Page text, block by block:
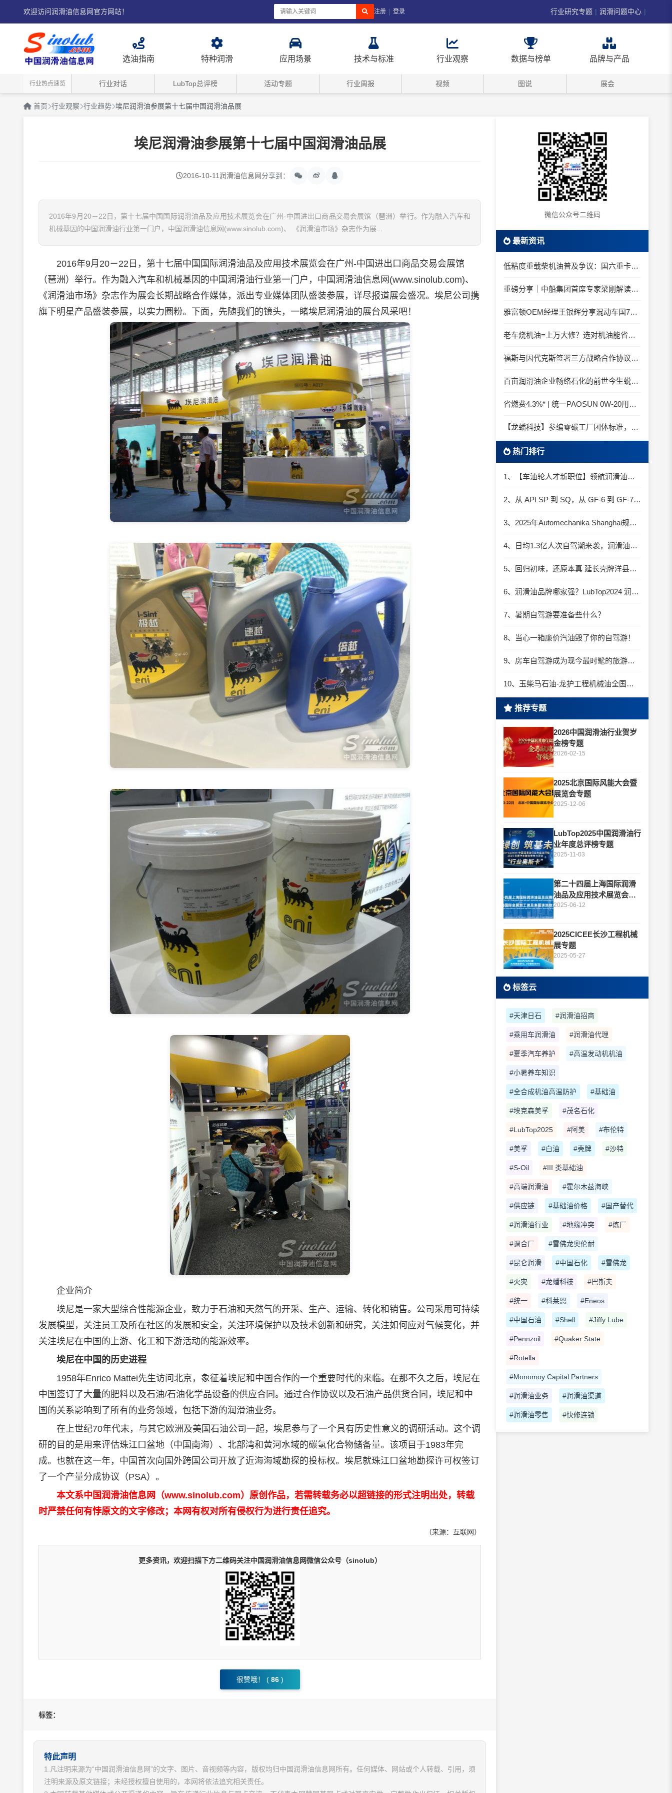
欢迎访问润滑油信息网官方网站！ 注册 | 登录 行业研究专题 | 润滑问题中心 |
选油指南 特种润滑 应用场景 技术与标准 行业观察 数据与榜单 品牌与产品
行业热点速览 行业对话 LubTop总评榜 活动专题 行业周报 视频 图说 展会
首页 行业观察 行业趋势 埃尼润滑油参展第十七届中国润滑油品展
埃尼润滑油参展第十七届中国润滑油品展
2016-10-11润滑油信息网分享到：
2016年9月20－22日，第十七届中国国际润滑油品及应用技术展览会在广州-中国进出口商品交易会展馆（琶洲）举行。作为融入汽车和
机械基因的中国润滑油行业第一门户，中国润滑油信息网(www.sinolub.com)、 《润滑油市场》杂志作为展...
2016年9月20－22日，第十七届中国国际润滑油品及应用技术展览会在广州-中国进出口商品交易会展馆
（琶洲）举行。作为融入汽车和机械基因的中国 润滑油行业第一门户，中国 润滑油信息网(www.sinolub.com)、
《润滑油市场》杂志作为展会长期战略合作媒体，派出专业媒体团队盛装参展，详尽报道展会盛况。埃尼公司携
旗下明星产品盛装参展，以实力圈粉。下面，先随我们的镜头，一睹埃尼润滑油的展台风采吧！
企业简介
埃尼是一家大型综合性能源企业，致力于石油和天然气的开采、生产、运输、转化和销售。公司采用可持续
发展模型，关注员工及所在社区的发展和安全，关注环境保护以及技术创新和研究，关注如何应对气候变化，并
关注埃尼在中国的上游、化工和下游活动的能源效率。
埃尼在中国的历史进程
1958年Enrico Mattei先生访问北京，象征着埃尼和中国合作的一个重要时代的来临。在那不久之后，埃尼在
中国签订了大量的肥料以及石油/石油化学品设备的供应合同。通过合作协议以及石油产品供货合同，埃尼和中
国的关系影响到了所有的业务领域，包括下游的润滑油业务。
在上世纪70年代末，与其它欧洲及美国石油公司一起，埃尼参与了一个具有历史性意义的调研活动。这个调
研的目的是用来评估珠江口盆地（中国南海）、北部湾和黄河水域的碳氢化合物储备量。该项目于1983年完
成。也就在这一年，中国首次向国外跨国公司开放了近海海域勘探的投标权。埃尼就珠江口盆地勘探许可权签订
了一个产量分成协议（PSA）。
本文系中国润滑油信息网（www.sinolub.com）原创作品，若需转载务必以超链接的形式注明出处，转载
时严禁任何有悖原文的文字修改；本网有权对所有侵权行为进行责任追究。
（来源：互联网）
更多资讯，欢迎扫描下方二维码关注中国润滑油信息网微信公众号（sinolub）
很赞哦！ ( 86 )
标签：
特此声明
1.凡注明来源为“中国润滑油信息网”的文字、图片、音视频等内容，版权均归中国润滑油信息网所有。任何媒体、网站或个人转载、引用，须
注明来源及原文链接；未经授权擅自使用的，本网将依法追究相关责任。
微信公众号二维码
最新资讯
低粘度重载柴机油普及争议：国六重卡长期山区重载工况是否适合0W-20柴油机油？
重磅分享｜中船集团首席专家梁刚解读船舶动力润滑需求
雅富顿OEM经理王银辉分享混动车国7后处理系统的润滑油要求
老车烧机油=上万大修？选对机油能省大钱！
福斯与因代克斯签署三方战略合作协议，覆盖全系列机床
百亩润滑油企业畅络石化的前世今生蜕变之路
省燃费4.3%* | 统一PAOSUN 0W-20用认证和标准说话
【龙蟠科技】参编零碳工厂团体标准，龙蟠科技以绿色智造锚定零碳未来
热门排行
1、【车油轮人才新职位】领航润滑油优质职位招聘
2、从 API SP 到 SQ，从 GF-6 到 GF-7：润滑油技术壁垒再升高，你准备好了吗？
3、2025年Automechanika Shanghai规模再度扩大：首次启用国家会展中心（上海）全部15个展馆
4、日均1.3亿人次自驾潮来袭，润滑油行业解锁增长新密码​
5、回归初味，还原本真 延长壳牌洋县踏春自驾游
6、润滑油品牌哪家强？LubTop2024 润滑油总评榜荣耀张榜
7、暑期自驾游要准备些什么？
8、当心一箱廉价汽油毁了你的自驾游！
9、房车自驾游成为现今最时髦的旅游方式
10、玉柴马石油-龙护工程机械油全国招商丨卓越的品质，专业的品牌！
推荐专题
2026中国润滑油行业贺岁
金榜专题
2026-02-15
2025北京国际风能大会暨
展览会专题
2025-12-06
LubTop2025中国润滑油行
业年度总评榜专题
2025-11-03
第二十四届上海国际润滑
油品及应用技术展览会专
题
2025-06-12
2025CICEE长沙工程机械
展专题
2025-05-27
标签云
#天津日石 #润滑油招商
#乘用车润滑油 #润滑油代理
#夏季汽车养护 #高温发动机机油
#小暑养车知识
#全合成机油高温防护 #基础油
#埃克森美孚 #茂名石化
#LubTop2025 #阿美 #布伦特
#美孚 #白油 #壳牌 #沙特
#S-Oil #III 类基础油
#高端润滑油 #霍尔木兹海峡
#供应链 #基础油价格 #国产替代
#润滑油行业 #地缘冲突 #炼厂
#调合厂 #雪佛龙奥伦耐
#昆仑润滑 #中国石化 #雪佛龙
#火灾 #龙蟠科技 #巴斯夫
#统一 #科莱恩 #Eneos
#中国石油 #Shell #Jiffy Lube
#Pennzoil #Quaker State
#Rotella
#Monomoy Capital Partners
#润滑油业务 #润滑油渠道
#润滑油零售 #快修连锁